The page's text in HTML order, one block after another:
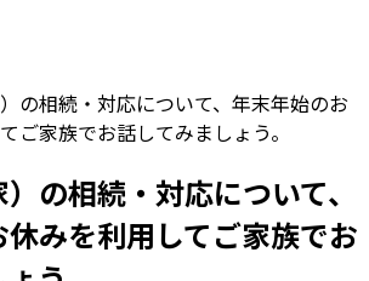
の相続・対応について、年末年始のお
ご家族でお話してみましょう。
の相続・対応について、
みを利用してご家族でお